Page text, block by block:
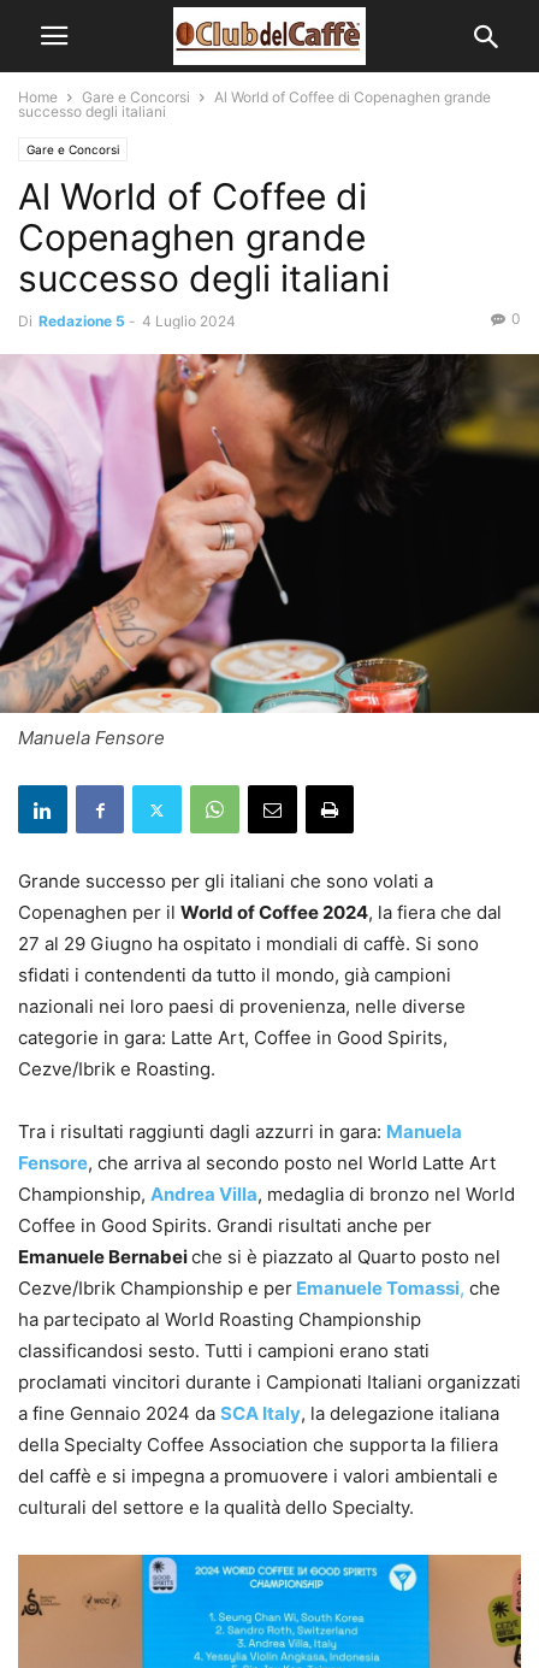
Home Gare e Concorsi
Al World of Coffee di Copenaghen grande
successo degli italiani
Gare e Concorsi
Al World of Coffee di
Copenaghen grande
successo degli italiani
Di Redazione 5 - 4 Luglio 2024 0
Manuela Fensore
Grande successo per gli italiani che sono volati a
Copenaghen per il World of Coffee 2024, la fiera che dal
27 al 29 Giugno ha ospitato i mondiali di caffè. Si sono
sfidati i contendenti da tutto il mondo, già campioni
nazionali nei loro paesi di provenienza, nelle diverse
categorie in gara: Latte Art, Coffee in Good Spirits,
Cezve/Ibrik e Roasting.
Tra i risultati raggiunti dagli azzurri in gara: Manuela
Fensore, che arriva al secondo posto nel World Latte Art
Championship, Andrea Villa, medaglia di bronzo nel World
Coffee in Good Spirits. Grandi risultati anche per
Emanuele Bernabeiche si è piazzato al Quarto posto nel
Cezve/Ibrik Championship e per Emanuele Tomassi, che
ha partecipato al World Roasting Championship
classificandosi sesto. Tutti i campioni erano stati
proclamati vincitori durante i Campionati Italiani organizzati
a fine Gennaio 2024 da SCA Italy, la delegazione italiana
della Specialty Coffee Association che supporta la filiera
del caffè e si impegna a promuovere i valori ambientali e
culturali del settore e la qualità dello Specialty.